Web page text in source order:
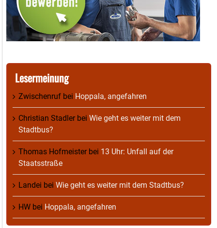
Lesermeinung
Zwischenruf bei Hoppala, angefahren
Christian Stadlerbei Wie geht es weiter mit dem
Stadtbus?
Thomas Hofmeisterbei 13 Uhr: Unfall auf der
Staatsstraße
Landei bei Wie geht es weiter mit dem Stadtbus?
HW bei Hoppala, angefahren